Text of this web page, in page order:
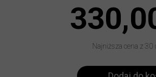
Najniższa cena z 30